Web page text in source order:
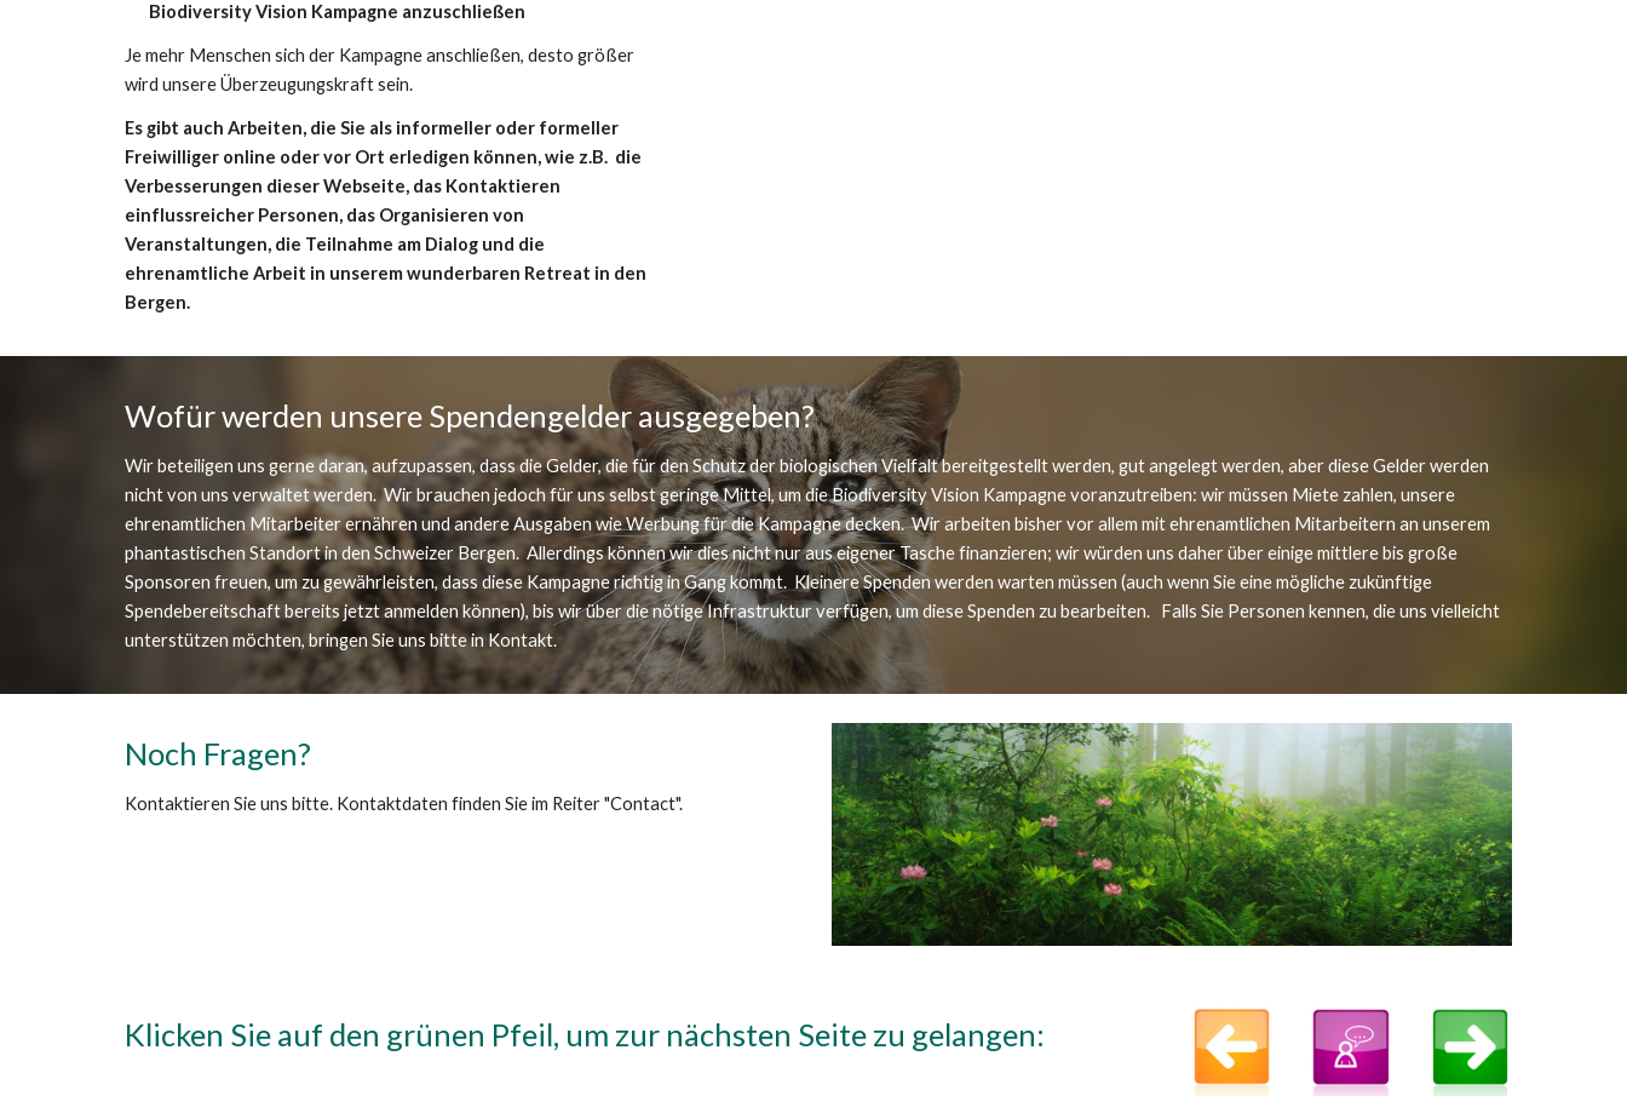
Biodiversity Vision Kampagne anzuschließen
Je mehr Menschen sich der Kampagne anschließen, desto größer
wird unsere Überzeugungskraft sein.
Es gibt auch Arbeiten, die Sie als informeller oder formeller
Freiwilliger online oder vor Ort erledigen können, wie z.B.  die
Verbesserungen dieser Webseite, das Kontaktieren
einflussreicher Personen, das Organisieren von
Veranstaltungen, die Teilnahme am Dialog und die
ehrenamtliche Arbeit in unserem wunderbaren Retreat in den
Bergen.
Wofür werden unsere Spendengelder ausgegeben?
Wir beteiligen uns gerne daran, aufzupassen, dass die Gelder, die für den Schutz der biologischen Vielfalt bereitgestellt werden, gut angelegt werden, aber diese Gelder werden
nicht von uns verwaltet werden.  Wir brauchen jedoch für uns selbst geringe Mittel, um die Biodiversity Vision Kampagne voranzutreiben: wir müssen Miete zahlen, unsere
ehrenamtlichen Mitarbeiter ernähren und andere Ausgaben wie Werbung für die Kampagne decken.  Wir arbeiten bisher vor allem mit ehrenamtlichen Mitarbeitern an unserem
phantastischen Standort in den Schweizer Bergen.  Allerdings können wir dies nicht nur aus eigener Tasche finanzieren; wir würden uns daher über einige mittlere bis große
Sponsoren freuen, um zu gewährleisten, dass diese Kampagne richtig in Gang kommt.  Kleinere Spenden werden warten müssen (auch wenn Sie eine mögliche zukünftige
Spendebereitschaft bereits jetzt anmelden können), bis wir über die nötige Infrastruktur verfügen, um diese Spenden zu bearbeiten.   Falls Sie Personen kennen, die uns vielleicht
unterstützen möchten, bringen Sie uns bitte in Kontakt.
Noch Fragen?
Kontaktieren Sie uns bitte. Kontaktdaten finden Sie im Reiter "Contact".
Klicken Sie auf den grünen Pfeil, um zur nächsten Seite zu gelangen: